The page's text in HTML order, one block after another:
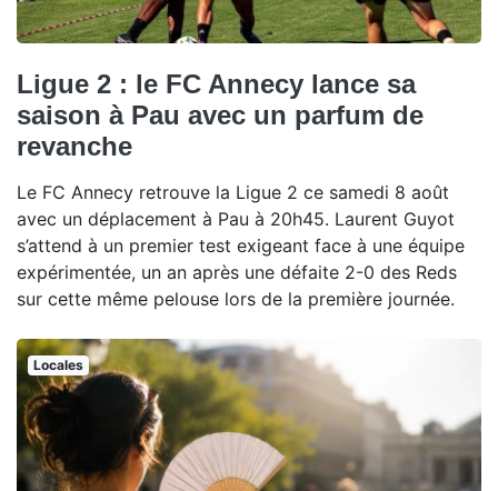
Ligue 2 : le FC Annecy lance sa
saison à Pau avec un parfum de
revanche
Le FC Annecy retrouve la Ligue 2 ce samedi 8 août
avec un déplacement à Pau à 20h45. Laurent Guyot
s’attend à un premier test exigeant face à une équipe
expérimentée, un an après une défaite 2-0 des Reds
sur cette même pelouse lors de la première journée.
Locales